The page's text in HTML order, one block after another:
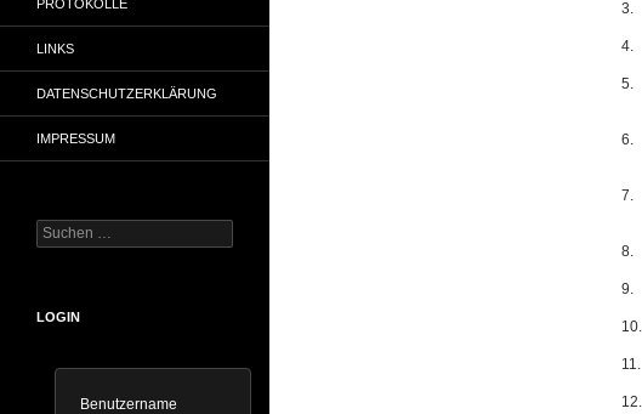
3.
4.
5.
6.
7.
8.
9.
10.
11.
12.
PROTOKOLLE
LINKS
DATENSCHUTZERKLÄRUNG
IMPRESSUM
Suchen
nach:
LOGIN
Benutzername